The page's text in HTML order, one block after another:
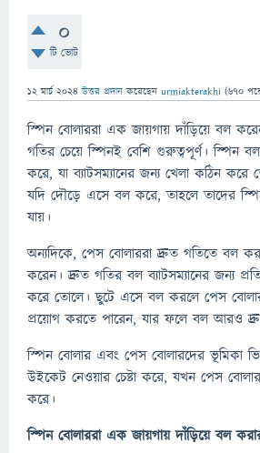
0
টি ভোট
12 মার্চ 2024 উত্তর প্রদান করেছেন urmiakterakhi (670
স্পিন বোলাররা এক জায়গায় দাঁড়িয়ে বল
গতির চেয়ে স্পিনই বেশি গুরুত্বপূর্ণ। স্পিন
করে, যা ব্যাটসম্যানের জন্য খেলা কঠিন করে
যদি দৌড়ে এসে বল করে, তাহলে তাদের
যায়।
অন্যদিকে, পেস বোলাররা দ্রুত গতিতে বল
করেন। দ্রুত গতির বল ব্যাটসম্যানের জন্য
করে তোলে। ছুটে এসে বল করলে পেস
প্রয়োগ করতে পারেন, যার ফলে বল আরও
স্পিন বোলার এবং পেস বোলারদের ভূমিকা
উইকেট নেওয়ার চেষ্টা করে, যখন পেস
করে।
স্পিন বোলাররা এক জায়গায় দাঁড়িয়ে বল